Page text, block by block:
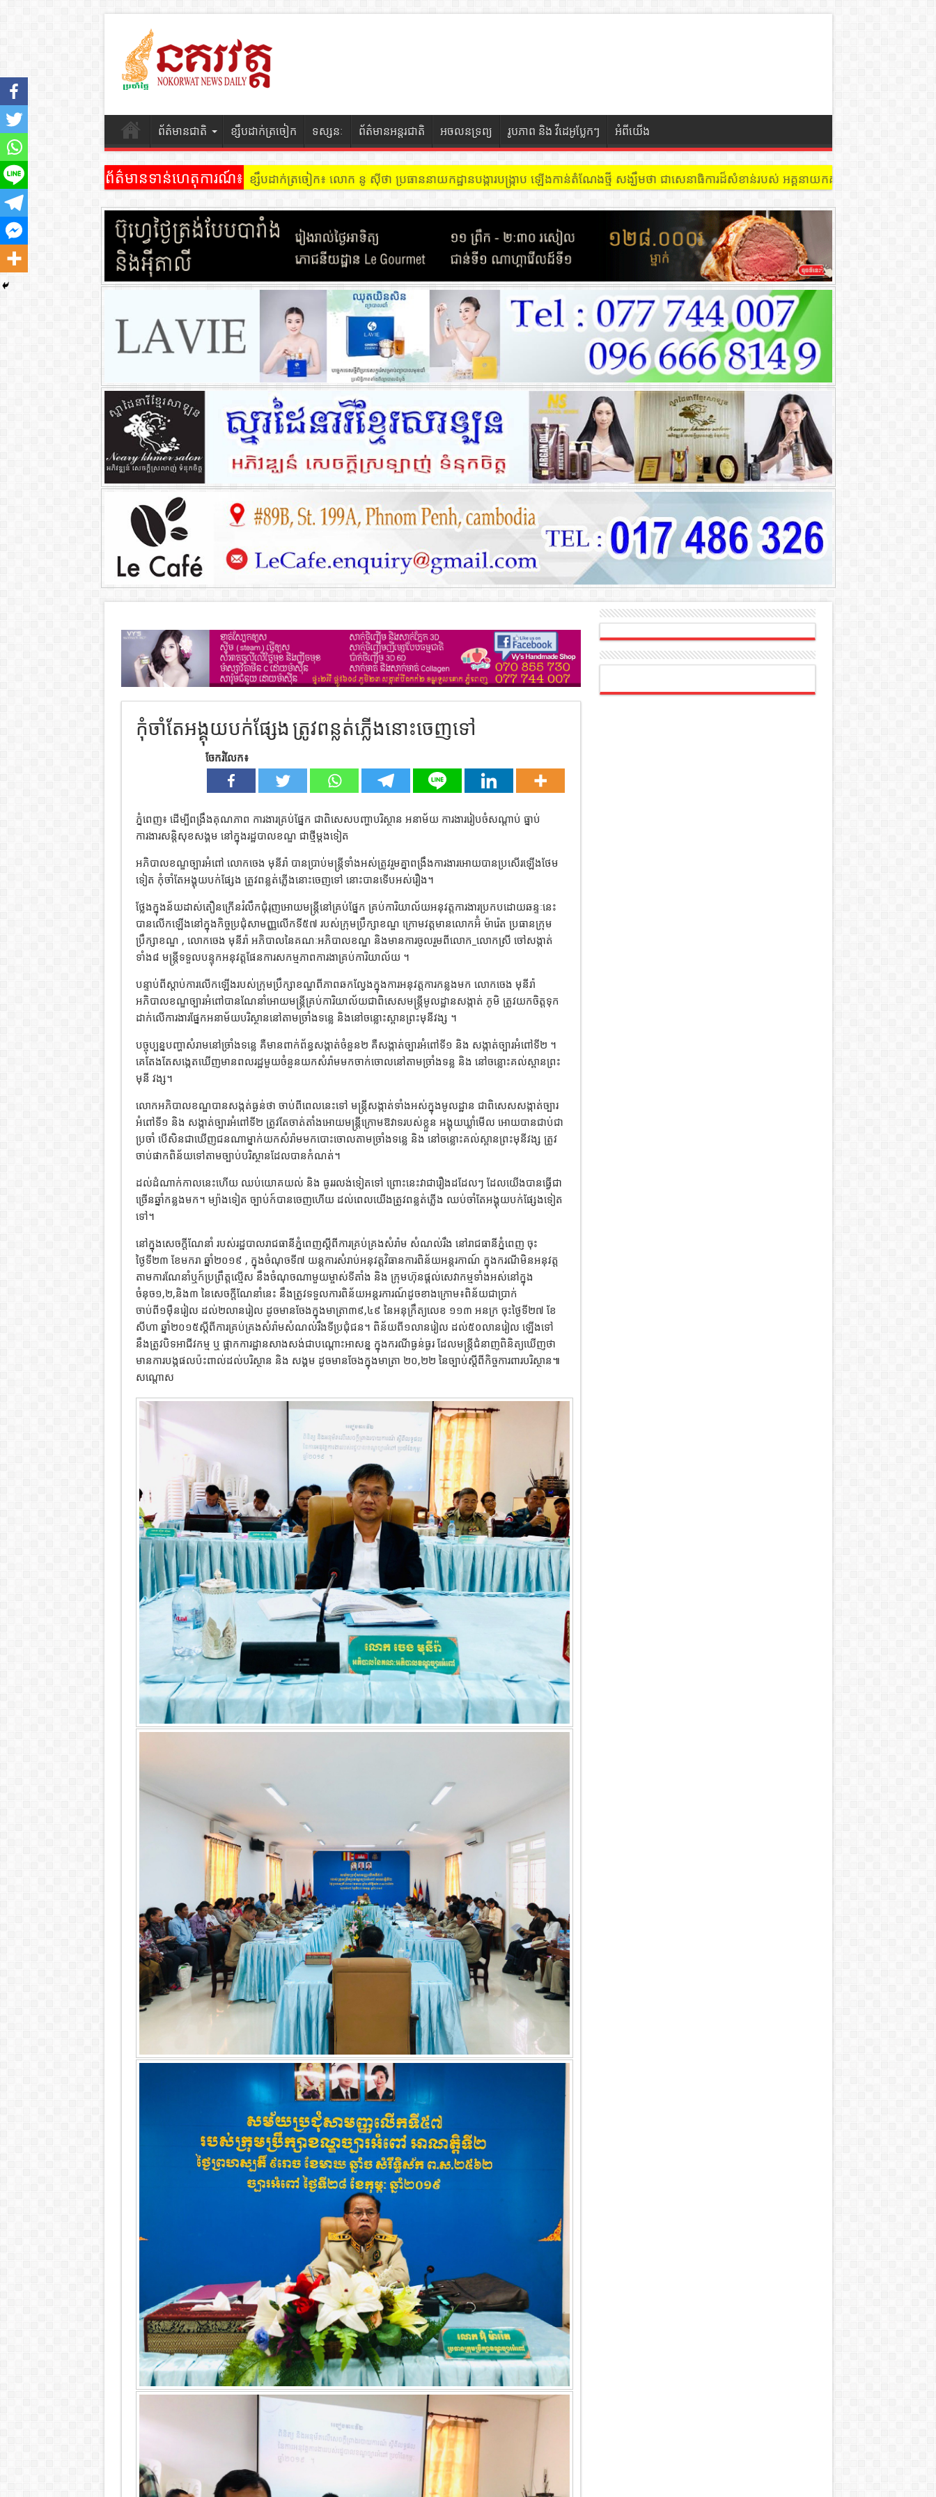
ព័ត៌មានជាតិ ខ្សឹបដាក់ត្រចៀក ទស្សនៈ ព័ត៌មានអន្តរជាតិ អចលនទ្រព្យ រូបភាព និង វីដេអូប្លែកៗ អំពីយើង
ព័ត៌មានទាន់ហេតុការណ៍៖ ខ្សឹបដាក់ត្រចៀក ៖ អគារ Sky 31 នៅខណ្ឌទួលគោក មានអ្នកជួលបន្ទប់បើកល្បែងសុីសង នៅជាន់ទី៩ បន្ទប់ ៩០២ !
កុំចាំតែអង្គុយបក់ផ្សែង ត្រូវពន្លត់ភ្លើងនោះចេញទៅ
ចែករំលែក៖
ភ្នំពេញ៖ ដើម្បីពង្រឹងគុណភាព ការងារគ្រប់ផ្នែក ជាពិសេសបញ្ហាបរិស្ថាន អនាម័យ ការងាររៀបចំសណ្តាប់ ធ្នាប់
ការងារសន្តិសុខសង្គម នៅក្នុងរដ្ឋបាលខណ្ឌ ជាថ្មីម្តងទៀត
អភិបាលខណ្ឌច្បារអំពៅ លោកចេង មុនីរ៉ា បានប្រាប់មន្ត្រីទាំងអស់ត្រូវរួមគ្នាពង្រឹងការងារអោយបានប្រសើរឡើងថែម
ទៀត កុំចាំតែអង្គុយបក់ផ្សែង ត្រូវពន្លត់ភ្លើងនោះចេញទៅ នោះបានទើបអស់រឿង។
ថ្លែងក្នុងន័យដាស់តឿនក្រើនរំលឹកជុំរុញអោយមន្ត្រីនៅគ្រប់ផ្នែក គ្រប់ការិយាល័យអនុវត្តការងារប្រកបដោយឆន្ទៈនេះ
បានលើកឡើងនៅក្នុងកិច្ចប្រជុំសាមញ្ញលើកទី៥៧ របស់ក្រុមប្រឹក្សាខណ្ឌ ក្រោមវត្តមានលោកអ៊ំ ម៉ារ៉េត ប្រធានក្រុម
ប្រឹក្សាខណ្ឌ , លោកចេង មុនីរ៉ា អភិបាលនៃគណៈអភិបាលខណ្ឌ និងមានការចូលរួមពីលោក_លោកស្រី ចៅសង្កាត់
ទាំង៨ មន្ត្រីទទួលបន្ទុកអនុវត្តផែនការសកម្មភាពការងាគ្រប់ការិយាល័យ ។
បន្ទាប់ពីស្តាប់ការលើកឡើងរបស់ក្រុមប្រឹក្សាខណ្ឌពីភាពឆកល្វែងក្នុងការអនុវត្តការកន្លងមក លោកចេង មុនីរ៉ា
អភិបាលខណ្ឌច្បារអំពៅបានណែនាំអោយមន្ត្រីគ្រប់ការិយាល័យជាពិសេសមន្រ្តីមូលដ្ឋានសង្កាត់ ភូមិ ត្រូវយកចិត្តទុក
ដាក់លើការងារផ្នែកអនាម័យបរិស្ថាននៅតាមច្រាំងទន្លេ និងនៅចន្លោះស្ពានព្រះមុនីវង្ស ។
បច្ចុប្បន្នបញ្ហាសំរាមនៅច្រាំងទន្លេ គឺមានពាក់ព័ន្ធសង្កាត់ចំនួន២ គឺសង្កាត់ច្បារអំពៅទី១ និង សង្កាត់ច្បារអំពៅទី២ ។
គេតែងតែសង្កេតឃើញមានពលរដ្ឋមួយចំនួនយកសំរ៉ាមមកចាក់ចោលនៅតាមច្រាំងទន្ល និង នៅចន្លោះគល់ស្ពានព្រះ
មុនី វង្ស។
លោកអភិបាលខណ្ឌបានសង្កត់ធ្ងន់ថា ចាប់ពីពេលនេះទៅ មន្រ្តីសង្កាត់ទាំងអស់ក្នុងមូលដ្ឋាន ជាពិសេសសង្កាត់ច្បារ
អំពៅទី១ និង សង្កាត់ច្បារអំពៅទី២ ត្រូវតែចាត់តាំងអោយមន្រ្តីក្រោមឱវាទរបស់ខ្លួន អង្គុយឃ្លាំមើល អោយបានជាប់ជា
ប្រចាំ បើសិនជាឃើញជនណាម្នាក់យកសំរ៉ាមមកបោះចោលតាមច្រាំងទន្លេ និង នៅចន្លោះគល់ស្ពានព្រះមុនីវង្ស ត្រូវ
ចាប់ផាកពិន័យទៅតាមច្បាប់បរិស្ថានដែលបានកំណត់។
ដល់ដំណាក់កាលនេះហើយ ឈប់យោគយល់ និង ធូររលង់ទៀតទៅ ព្រោះនេះវាជារឿងដដែលៗ ដែលយើងបានធ្វើជា
ច្រើនឆ្នាំកន្លងមក។ ម្យ៉ាងទៀត ច្បាប់ក៍បានចេញហើយ ដល់ពេលយើងត្រូវពន្លត់ភ្លើង ឈប់ចាំតែអង្គុយបក់ផ្សែងទៀត
ទៅ។
នៅក្នុងសេចក្តីណែនាំ របស់រដ្ឋបាលរាជធានីភ្នំពេញស្តីពីការគ្រប់គ្រងសំរ៉ាម សំណល់រឹង នៅរាជធានីភ្នំពេញ ចុះ
ថ្ងៃទី២៣ ខែមករា ឆ្នាំ២០១៩ , ក្នុងចំណុចទី៧ យន្តការសំរាប់អនុវត្តវិធានការពិន័យអន្តរកាណ៍ ក្នុងករណីមិនអនុវត្ត
តាមការណែនាំឬក៍ប្រព្រឹត្តល្មើស នឹងចំណុចណាមួយម្ចាស់ទីតាំង និង ក្រុមហ៊ុនផ្តល់សេវាកម្មទាំងអស់នៅក្នុង
ចំនុច១,២,និង៣ នៃសេចក្តីណែនាំនេះ នឹងត្រូវទទួលការពិន័យអន្តរការណ៍ដូចខាងក្រោម៖ពិន័យជាប្រាក់
ចាប់ពី១ម៉ឺនរៀល ដល់២លានរៀល ដូចមានចែងក្នុងមាត្រា៣៩,៤៩ នៃអនុក្រឹត្យលេខ ១១៣ អនក្រ ចុះថ្ងៃទី២៧ ខែ
សីហា ឆ្នាំ២០១៥ស្តីពីការគ្រប់គ្រងសំរ៉ាមសំណល់រឹងទីប្រជុំជន។ ពិន័យពី១លានរៀល ដល់៥០លានរៀល ឡើងទៅ
នឹងត្រូវបិទអាជីវកម្ម ឬ ផ្អាកការដ្ឋានសាងសង់ជាបណ្តោះអាសន្ន ក្នុងករណីធ្ងន់ធ្ងរ ដែលមន្រ្តីជំនាញពិនិត្យឃើញថា
មានការបង្កផលប៉ះពាល់ដល់បរិស្ថាន និង សង្គម ដូចមានចែងក្នុងមាត្រា ២០,២២ នៃច្បាប់ស្តីពីកិច្ចការពារបរិស្ថាន៕
សណ្តោស